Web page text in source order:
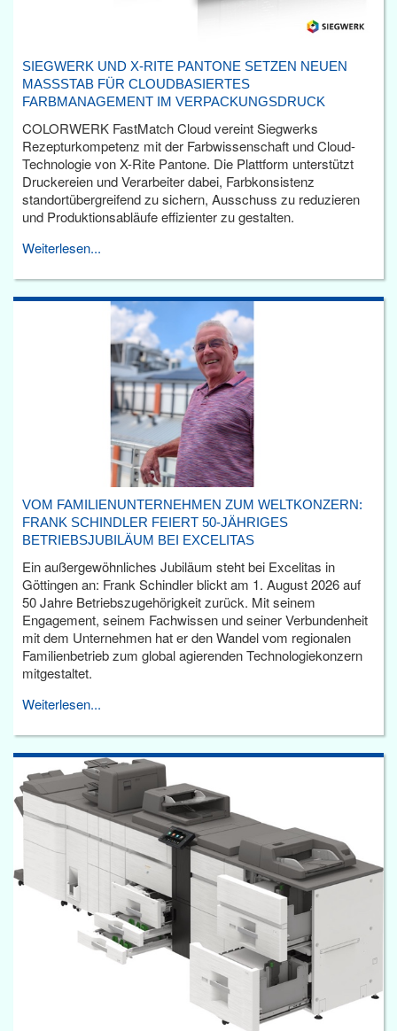
SIEGWERK UND X-RITE PANTONE SETZEN NEUEN
MASSSTAB FÜR CLOUDBASIERTES F
ARBMANAGEMENT IM VERPACKUNGSDRUCK
COLORWERK FastMatch Cloud vereint Siegwerks
Rezepturkompetenz mit der Farbwissenschaft und Cloud-
Technologie von X-Rite Pantone. Die Plattform unterstützt
Druckereien und Verarbeiter dabei, Farbkonsistenz
standortübergreifend zu sichern, Ausschuss zu reduzieren
und Produktionsabläufe effizienter zu gestalten.
Weiterlesen...
VOM FAMILIENUNTERNEHMEN ZUM WELTKONZERN:
FRANK SCHINDLER FEIERT 50-JÄHRIGES
BETRIEBSJUBILÄUM BEI EXCELITAS
Ein außergewöhnliches Jubiläum steht bei Excelitas in
Göttingen an: Frank Schindler blickt am 1. August 2026 auf
50 Jahre Betriebszugehörigkeit zurück. Mit seinem
Engagement, seinem Fachwissen und seiner Verbundenheit
mit dem Unternehmen hat er den Wandel vom regionalen
Familienbetrieb zum global agierenden Technologiekonzern
mitgestaltet.
Weiterlesen...